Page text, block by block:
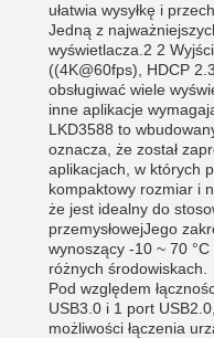
ułatwia wysyłkę i
Jedną z
wyświetlacza.2 2
((4K@60fps), HDCP
obsługiwać wiele
inne aplikacje
LKD3588 to
oznacza, że został
aplikacjach, w których
kompaktowy rozmiar i
że jest idealny do
przemysłowejJego
wynoszący -10 ~ 70
różnych środowiskach.
Pod względem
USB3.0 i 1 port
możliwości łączenia